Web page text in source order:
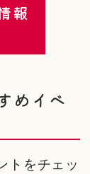
報
めイベ
トをチェッ